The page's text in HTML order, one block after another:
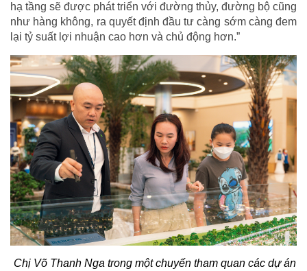
hạ tầng sẽ được phát triển với đường thủy, đường bộ cũng
như hàng không, ra quyết định đầu tư càng sớm càng đem
lại tỷ suất lợi nhuận cao hơn và chủ động hơn.”
Chị Võ Thanh Nga trong một chuyến tham quan các dự án